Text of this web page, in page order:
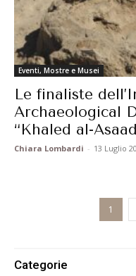
Eventi, Mostre e Musei
Le finaliste
Archaeological
“Khaled al-
Chiara Lombardi - 13 Luglio
1
Categorie